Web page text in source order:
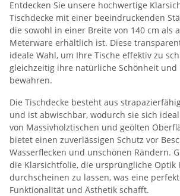
Entdecken Sie unsere hochwertige
Tischdecke mit einer beeindruckenden
die sowohl in einer Breite von 140 cm als
Meterware erhältlich ist. Diese
ideale Wahl, um Ihre Tische effektiv zu
gleichzeitig ihre natürliche Schönheit und
bewahren.
Die Tischdecke besteht aus
und ist abwischbar, wodurch sie sich
von Massivholztischen und geölten
bietet einen zuverlässigen Schutz vor
Wasserflecken und unschönen Rändern.
die Klarsichtfolie, die ursprüngliche Optik
durchscheinen zu lassen, was eine
Funktionalität und Ästhetik schafft.